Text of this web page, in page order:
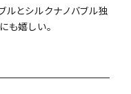
ルとシルクナノバブル独
も嬉しい。